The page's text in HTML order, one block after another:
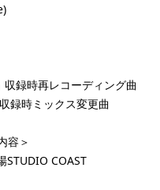
録時再レコーディング曲
録時ミックス変更曲
容＞
STUDIO COAST